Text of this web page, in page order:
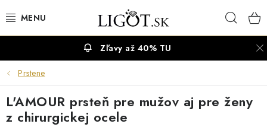
na
NÁHRDELNÍKY
Zľavy až 40% TU
Prstene
L'AMOUR prsteň pre mužov aj pre ženy
z chirurgickej ocele